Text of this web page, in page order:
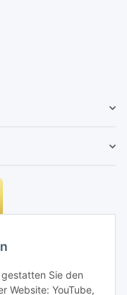
Sie den
Website: YouTube,